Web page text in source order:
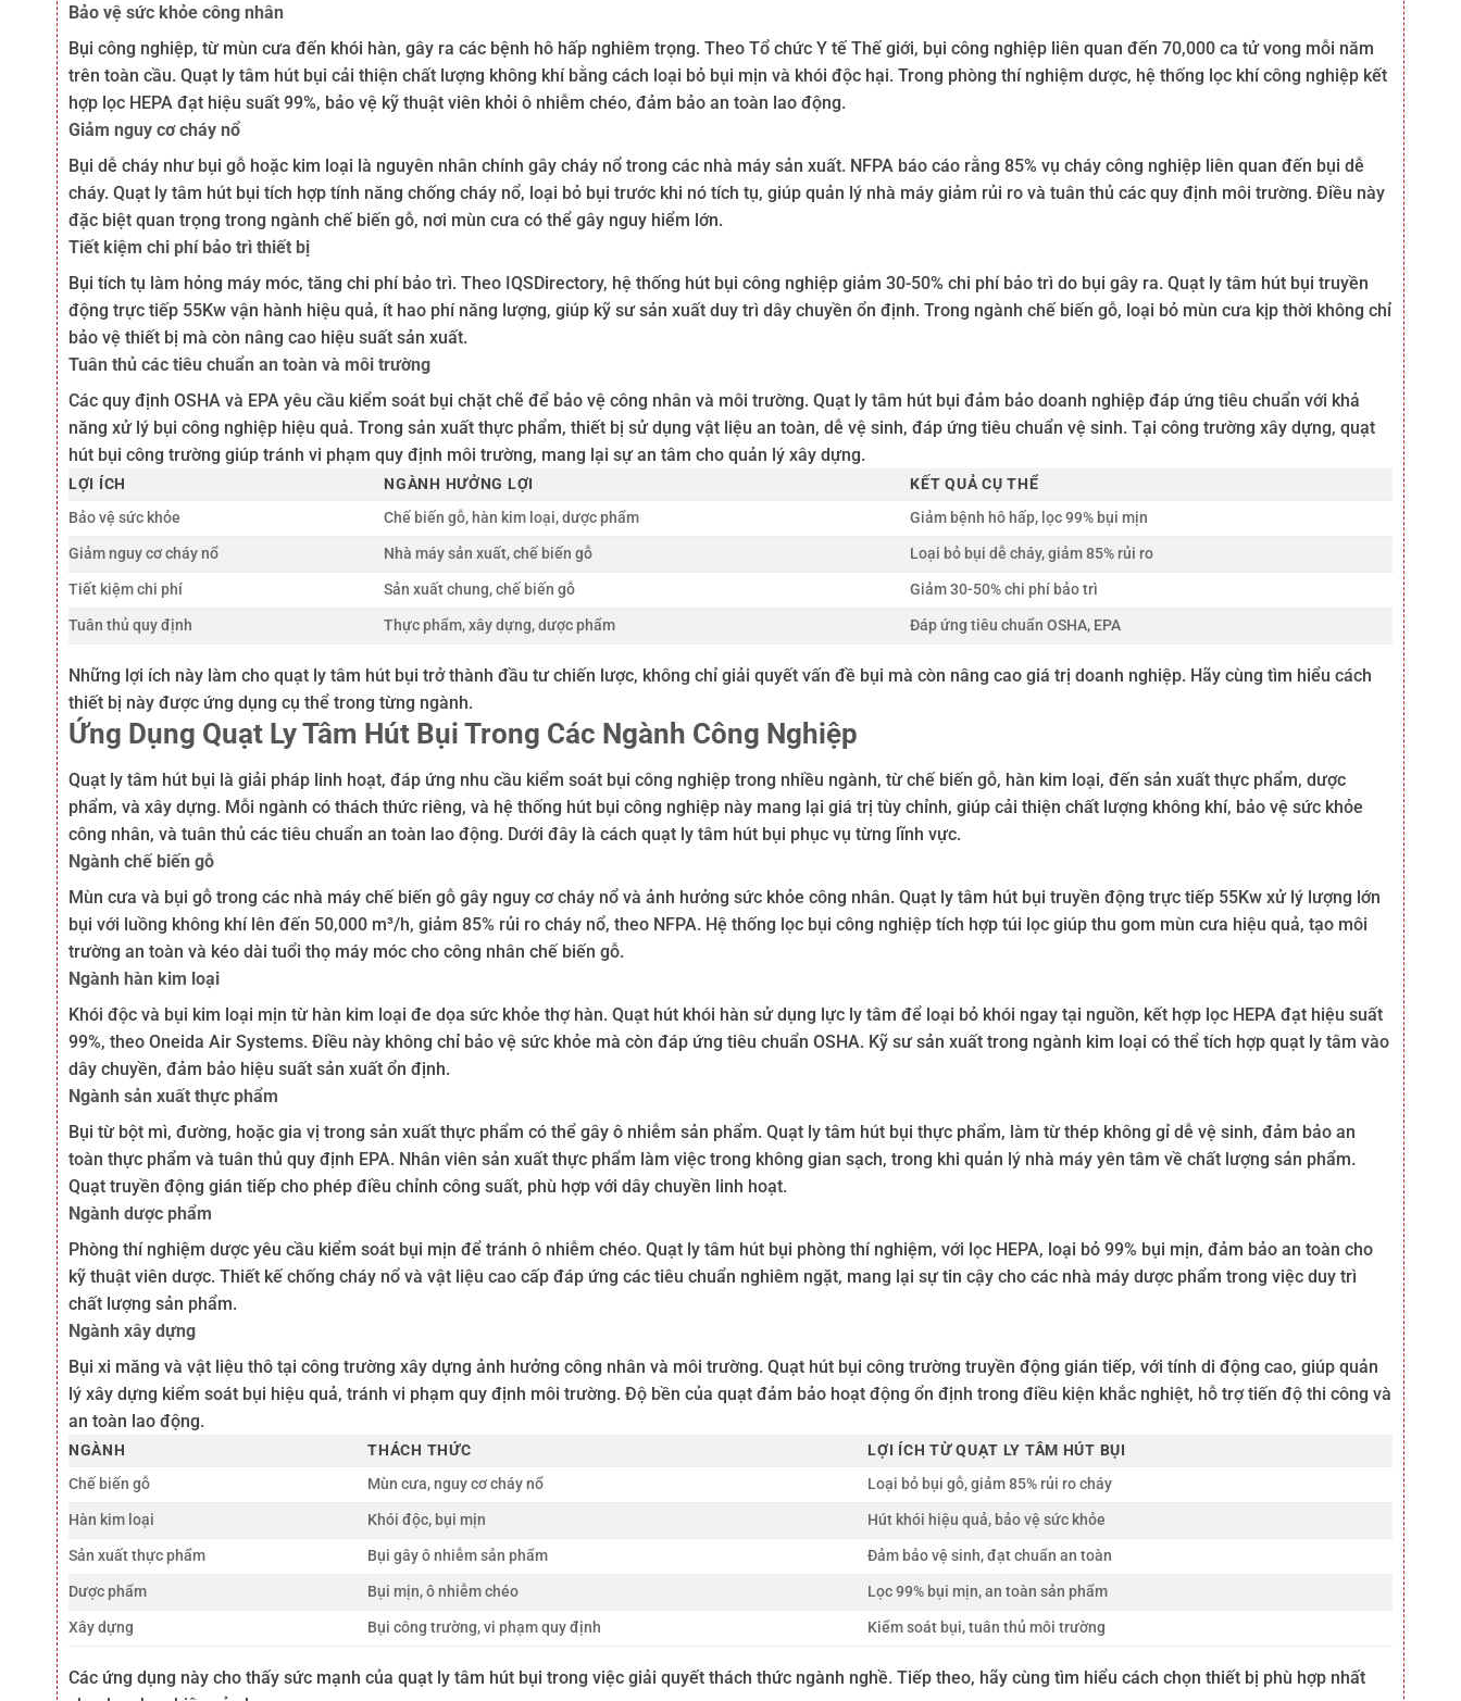
Bảo vệ sức khỏe công nhân
Bụi công nghiệp, từ mùn cưa đến khói hàn, gây ra các bệnh hô hấp nghiêm trọng. Theo Tổ chức Y tế Thế giới, bụi công nghiệp liên quan đến 70,000 ca tử vong mỗi năm
trên toàn cầu. Quạt ly tâm hút bụi cải thiện chất lượng không khí bằng cách loại bỏ bụi mịn và khói độc hại. Trong phòng thí nghiệm dược, hệ thống lọc khí công nghiệp kết
hợp lọc HEPA đạt hiệu suất 99%, bảo vệ kỹ thuật viên khỏi ô nhiễm chéo, đảm bảo an toàn lao động.
Giảm nguy cơ cháy nổ
Bụi dễ cháy như bụi gỗ hoặc kim loại là nguyên nhân chính gây cháy nổ trong các nhà máy sản xuất. NFPA báo cáo rằng 85% vụ cháy công nghiệp liên quan đến bụi dễ
cháy. Quạt ly tâm hút bụi tích hợp tính năng chống cháy nổ, loại bỏ bụi trước khi nó tích tụ, giúp quản lý nhà máy giảm rủi ro và tuân thủ các quy định môi trường. Điều này
đặc biệt quan trọng trong ngành chế biến gỗ, nơi mùn cưa có thể gây nguy hiểm lớn.
Tiết kiệm chi phí bảo trì thiết bị
Bụi tích tụ làm hỏng máy móc, tăng chi phí bảo trì. Theo IQSDirectory, hệ thống hút bụi công nghiệp giảm 30-50% chi phí bảo trì do bụi gây ra. Quạt ly tâm hút bụi truyền
động trực tiếp 55Kw vận hành hiệu quả, ít hao phí năng lượng, giúp kỹ sư sản xuất duy trì dây chuyền ổn định. Trong ngành chế biến gỗ, loại bỏ mùn cưa kịp thời không chỉ
bảo vệ thiết bị mà còn nâng cao hiệu suất sản xuất.
Tuân thủ các tiêu chuẩn an toàn và môi trường
Các quy định OSHA và EPA yêu cầu kiểm soát bụi chặt chẽ để bảo vệ công nhân và môi trường. Quạt ly tâm hút bụi đảm bảo doanh nghiệp đáp ứng tiêu chuẩn với khả
năng xử lý bụi công nghiệp hiệu quả. Trong sản xuất thực phẩm, thiết bị sử dụng vật liệu an toàn, dễ vệ sinh, đáp ứng tiêu chuẩn vệ sinh. Tại công trường xây dựng, quạt
hút bụi công trường giúp tránh vi phạm quy định môi trường, mang lại sự an tâm cho quản lý xây dựng.
LỢI ÍCH NGÀNH HƯỞNG LỢI
KẾT QUẢ CỤ THỂ
Bảo vệ sức khỏe
Chế biến gỗ, hàn kim loại, dược phẩm
Giảm bệnh hô hấp, lọc 99% bụi mịn
Giảm nguy cơ cháy nổ
Nhà máy sản xuất, chế biến gỗ
Loại bỏ bụi dễ cháy, giảm 85% rủi ro
Tiết kiệm chi phí
Sản xuất chung, chế biến gỗ
Giảm 30-50% chi phí bảo trì
Tuân thủ quy định
Thực phẩm, xây dựng, dược phẩm Đáp ứng tiêu chuẩn OSHA, EPA
Những lợi ích này làm cho quạt ly tâm hút bụi trở thành đầu tư chiến lược, không chỉ giải quyết vấn đề bụi mà còn nâng cao giá trị doanh nghiệp. Hãy cùng tìm hiểu cách
thiết bị này được ứng dụng cụ thể trong từng ngành.
Ứng Dụng Quạt Ly Tâm Hút Bụi Trong Các Ngành Công Nghiệp
Quạt ly tâm hút bụi là giải pháp linh hoạt, đáp ứng nhu cầu kiểm soát bụi công nghiệp trong nhiều ngành, từ chế biến gỗ, hàn kim loại, đến sản xuất thực phẩm, dược
phẩm, và xây dựng. Mỗi ngành có thách thức riêng, và hệ thống hút bụi công nghiệp này mang lại giá trị tùy chỉnh, giúp cải thiện chất lượng không khí, bảo vệ sức khỏe
công nhân, và tuân thủ các tiêu chuẩn an toàn lao động. Dưới đây là cách quạt ly tâm hút bụi phục vụ từng lĩnh vực.
Ngành chế biến gỗ
Mùn cưa và bụi gỗ trong các nhà máy chế biến gỗ gây nguy cơ cháy nổ và ảnh hưởng sức khỏe công nhân. Quạt ly tâm hút bụi truyền động trực tiếp 55Kw xử lý lượng lớn
bụi với luồng không khí lên đến 50,000 m³/h, giảm 85% rủi ro cháy nổ, theo NFPA. Hệ thống lọc bụi công nghiệp tích hợp túi lọc giúp thu gom mùn cưa hiệu quả, tạo môi
trường an toàn và kéo dài tuổi thọ máy móc cho công nhân chế biến gỗ.
Ngành hàn kim loại
Khói độc và bụi kim loại mịn từ hàn kim loại đe dọa sức khỏe thợ hàn. Quạt hút khói hàn sử dụng lực ly tâm để loại bỏ khói ngay tại nguồn, kết hợp lọc HEPA đạt hiệu suất
99%, theo Oneida Air Systems. Điều này không chỉ bảo vệ sức khỏe mà còn đáp ứng tiêu chuẩn OSHA. Kỹ sư sản xuất trong ngành kim loại có thể tích hợp quạt ly tâm vào
dây chuyền, đảm bảo hiệu suất sản xuất ổn định.
Ngành sản xuất thực phẩm
Bụi từ bột mì, đường, hoặc gia vị trong sản xuất thực phẩm có thể gây ô nhiễm sản phẩm. Quạt ly tâm hút bụi thực phẩm, làm từ thép không gỉ dễ vệ sinh, đảm bảo an
toàn thực phẩm và tuân thủ quy định EPA. Nhân viên sản xuất thực phẩm làm việc trong không gian sạch, trong khi quản lý nhà máy yên tâm về chất lượng sản phẩm.
Quạt truyền động gián tiếp cho phép điều chỉnh công suất, phù hợp với dây chuyền linh hoạt.
Ngành dược phẩm
Phòng thí nghiệm dược yêu cầu kiểm soát bụi mịn để tránh ô nhiễm chéo. Quạt ly tâm hút bụi phòng thí nghiệm, với lọc HEPA, loại bỏ 99% bụi mịn, đảm bảo an toàn cho
kỹ thuật viên dược. Thiết kế chống cháy nổ và vật liệu cao cấp đáp ứng các tiêu chuẩn nghiêm ngặt, mang lại sự tin cậy cho các nhà máy dược phẩm trong việc duy trì
chất lượng sản phẩm.
Ngành xây dựng
Bụi xi măng và vật liệu thô tại công trường xây dựng ảnh hưởng công nhân và môi trường. Quạt hút bụi công trường truyền động gián tiếp, với tính di động cao, giúp quản
lý xây dựng kiểm soát bụi hiệu quả, tránh vi phạm quy định môi trường. Độ bền của quạt đảm bảo hoạt động ổn định trong điều kiện khắc nghiệt, hỗ trợ tiến độ thi công và
an toàn lao động.
NGÀNH THÁCH THỨC
LỢI ÍCH TỪ QUẠT LY TÂM HÚT BỤI
Chế biến gỗ
Mùn cưa, nguy cơ cháy nổ
Loại bỏ bụi gỗ, giảm 85% rủi ro cháy
Hàn kim loại
Khói độc, bụi mịn
Hút khói hiệu quả, bảo vệ sức khỏe
Sản xuất thực phẩm
Bụi gây ô nhiễm sản phẩm
Đảm bảo vệ sinh, đạt chuẩn an toàn
Dược phẩm
Bụi mịn, ô nhiễm chéo
Lọc 99% bụi mịn, an toàn sản phẩm
Xây dựng
Bụi công trường, vi phạm quy định Kiểm soát bụi, tuân thủ môi trường
Các ứng dụng này cho thấy sức mạnh của quạt ly tâm hút bụi trong việc giải quyết thách thức ngành nghề. Tiếp theo, hãy cùng tìm hiểu cách chọn thiết bị phù hợp nhất